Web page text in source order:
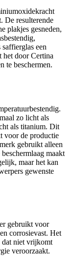
De resulterende
plakjes gesneden,
een
het door Certina
te beschermen.
zo licht als
als titanium. Dit
voor de productie
gebruikt alleen
maakt
maar het kan
gewenste
gebruikt voor
corrosievast. Het
dat niet vrijkomt
veroorzaakt.